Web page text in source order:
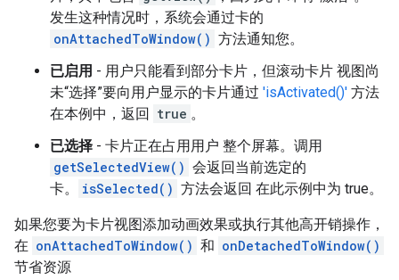
发生这种情况时，系统会通过卡的
onAttachedToWindow() 方法通知您。
已启用 - 用户只能看到部分卡片，但滚动卡片 视图尚
未“选择”要向用户显示的卡片通过 'isActivated()' 方法
在本例中，返回 true 。
已选择 - 卡片正在占用用户 整个屏幕。调用
getSelectedView() 会返回当前选定的
卡。
isSelected() 方法会返回 在此示例中为 true。
如果您要为卡片视图添加动画效果或执行其他高开销操作，
在 onAttachedToWindow() 和 onDetachedToWindow()
节省资源